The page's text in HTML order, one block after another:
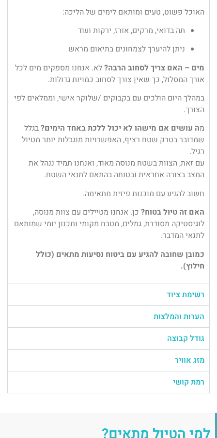
האוכל פשוט, טעים ומותאם לימים של הליכה:
תה בדואי, מרקים, אורז, ירקות ועוד
ניתן להיערך לצמחונים בתיאום מראש
מים – האם צריך לסחוב הרבה?לא. אנחנו מספקים מים לכל
אורך המסלול, כך שאין צורך לסחוב כמויות גדולות.
במהלך היום הולכים עם בקבוקים /שלוקר אישי, וממלאים לפי
הצורך.
ה עושים אם מישהו לא יכול ללכת באחד הימים?בגלל
שמדובר בטרק שטח רציף, האפשרויות מוגבלות יותר מטיול
רגיל.
עם זאת, הצוות בשטח מנוסה מאוד, ואנחנו תמיד ננהל את
המצב בצורה אחראית ובטוחה בהתאם לתנאי השטח.
חשוב להגיע עם מוכנות פיזית מתאימה.
האם זה טיול בטוח?כן. אנחנו מטיילים עם צוות מנוסה,
לוגיסטיקה מסודרת, גמלים, מטבח מקומי ותכנון יומי שמותאם
לתנאי המדבר.
כמובן שחובה להגיע עם ביטוח נסיעות מתאים (כולל
חילוץ).
רשימת ציוד
הערות והמלצות
גודל קבוצה
מזג אוויר
רמת קושי